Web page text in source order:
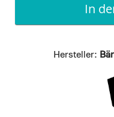
In
Hersteller: